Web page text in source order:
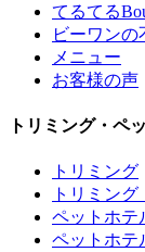
てるてる
ビーワンの
メニュー
お客様の声
トリミング・ペ
トリミング
トリミン
ペットホテ
ペットホ